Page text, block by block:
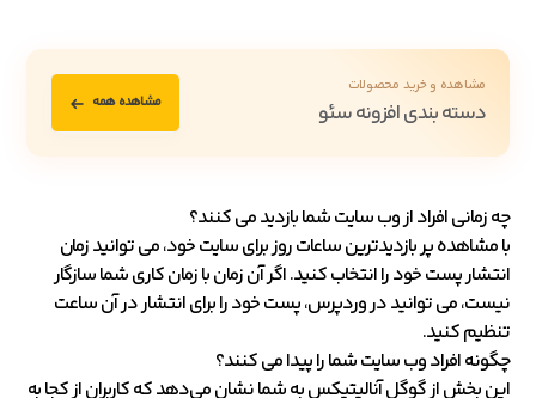
مشاهده و خرید محصولات
دسته بندی افزونه سئو مشاهده همه
چه زمانی افراد از وب سایت شما بازدید می کنند؟
با مشاهده پر بازدیدترین ساعات روز برای سایت خود، می توانید زمان
انتشار پست خود را انتخاب کنید. اگر آن زمان با زمان کاری شما سازگار
نیست، می توانید در وردپرس، پست خود را برای انتشار در آن ساعت
تنظیم کنید.
چگونه افراد وب سایت شما را پیدا می کنند؟
این بخش از گوگل آنالیتیکس به شما نشان می‌دهد که کاربران از کجا به